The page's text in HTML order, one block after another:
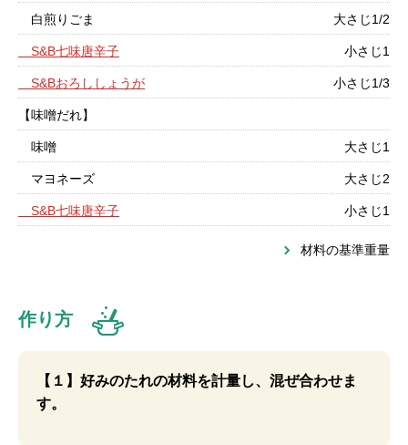
白煎りごま 大さじ1/2
S&B七味唐辛子 小さじ1
S&Bおろししょうが 小さじ1/3
【味噌だれ】
味噌 大さじ1
マヨネーズ 大さじ2
S&B七味唐辛子 小さじ1
材料の基準重量
作り方
【１】好みのたれの材料を計量し、混ぜ合わせま
す。